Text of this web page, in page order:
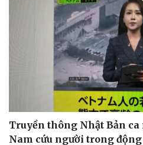
Truyền thông Nhật Bản
Nam cứu người trong động